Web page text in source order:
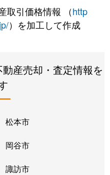
取引価格情報 （http
）を加工して作成
産売却・査定情報を
松本市
岡谷市
諏訪市